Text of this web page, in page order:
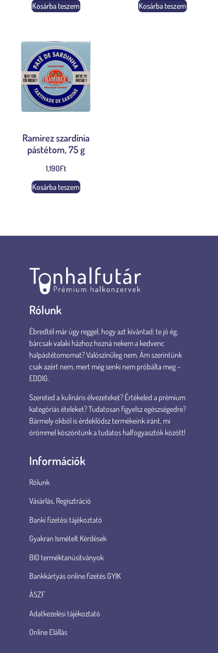
Kosárba teszem
Kosárba teszem
Ramirez szardínia
pástétom, 75 g
1,190Ft
Kosárba teszem
Rólunk
Ébredtél már úgy reggel, hogy azt kívántad: te jó ég,
bárcsak valaki házhoz hozná nekem a kedvenc
halpástétomomat? Valószínűleg nem. Ám szerintünk
csak azért nem, mert még senki nem próbálta meg –
EDDIG.
Szereted a kulináris élvezeteket? Értékeled a prémium
kategóriás ételeket? Tudatosan figyelsz egészségedre?
Bármely okból is érdeklődsz termékeink iránt, mi
örömmel köszöntünk a tudatos halfogyasztók között!
Információk
Rólunk
Vásárlás, Regisztráció
Banki fizetési tájékoztató
Gyakran Ismételt Kérdések
BIO terméktanúsítványok
Bankkártyás online fizetés GYIK
ÁSZF
Adatkezelési tájékoztató
Online Elállás